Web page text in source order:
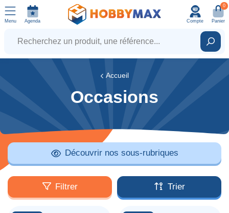
Menu Agenda Compte
0
Panier
Recherchez un produit, une référence...
Accueil
Occasions
Découvrir nos sous-rubriques
Filtrer Trier